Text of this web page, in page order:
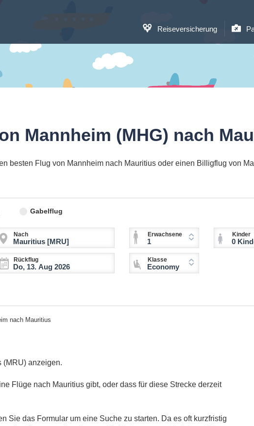
Reiseversicherung
Mannheim (MHG) nach
besten Flug von Mannheim nach Mauritius oder einen Billigflug von
Gabelflug
Nach
Rückflug
Erwachsene
1
Kinder
0 Kinder (2-11
Klasse
Economy
nach Mauritius
(MRU) anzeigen.
Flüge nach Mauritius gibt, oder dass für diese Strecke derzeit
Sie das Formular um eine Suche zu starten. Da es oft kurzfristig